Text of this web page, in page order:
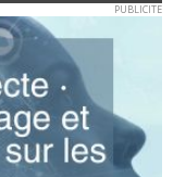
PUBLICITE